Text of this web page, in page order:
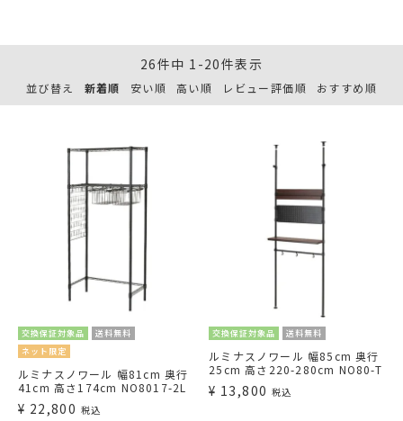
並び替え 新着順 安い順 高い順 レビュー評価順 おすすめ順
26件中 1 -20件表示
交換保証対象品
送料無料
ネット限定
ルミナスノワール 幅81cm 奥行
41cm 高さ174cm NO8017-2L
¥ 22,800 税込
交換保証対象品 送料無料
ルミナスノワール 幅85cm 奥行
25cm 高さ220-280cm NO80-T
¥ 13,800 税込